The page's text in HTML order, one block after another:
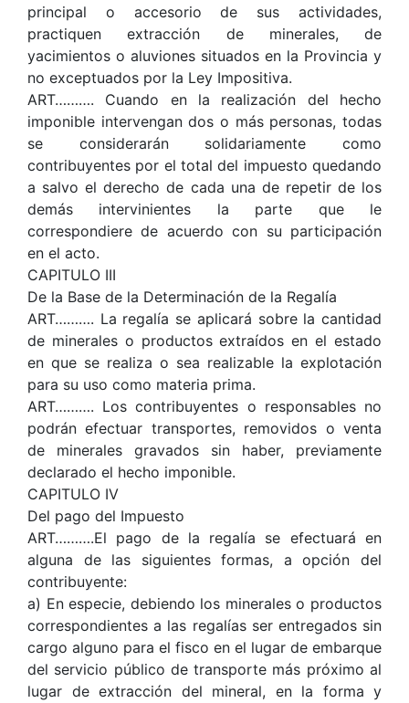
principal o accesorio de sus actividades,
practiquen extracción de minerales, de
yacimientos o aluviones situados en la Provincia y
no exceptuados por la Ley Impositiva.
ART………. Cuando en la realización del hecho
imponible intervengan dos o más personas, todas
se considerarán solidariamente como
contribuyentes por el total del impuesto quedando
a salvo el derecho de cada una de repetir de los
demás intervinientes la parte que le
correspondiere de acuerdo con su participación
en el acto.
CAPITULO III
De la Base de la Determinación de la Regalía
ART………. La regalía se aplicará sobre la cantidad
de minerales o productos extraídos en el estado
en que se realiza o sea realizable la explotación
para su uso como materia prima.
ART………. Los contribuyentes o responsables no
podrán efectuar transportes, removidos o venta
de minerales gravados sin haber, previamente
declarado el hecho imponible.
CAPITULO IV
Del pago del Impuesto
ART……….El pago de la regalía se efectuará en
alguna de las siguientes formas, a opción del
contribuyente:
a) En especie, debiendo los minerales o productos
correspondientes a las regalías ser entregados sin
cargo alguno para el fisco en el lugar de embarque
del servicio público de transporte más próximo al
lugar de extracción del mineral, en la forma y